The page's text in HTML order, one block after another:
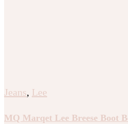
Jeans, Lee
MQ Marqet Lee Breese Boot